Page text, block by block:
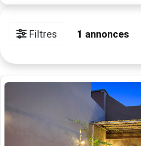
Filtres 1 annonces